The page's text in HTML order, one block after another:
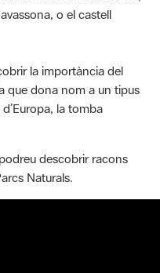
o el castell
la importància del
que dona nom a un tipus
la tomba
descobrir racons
Naturals.